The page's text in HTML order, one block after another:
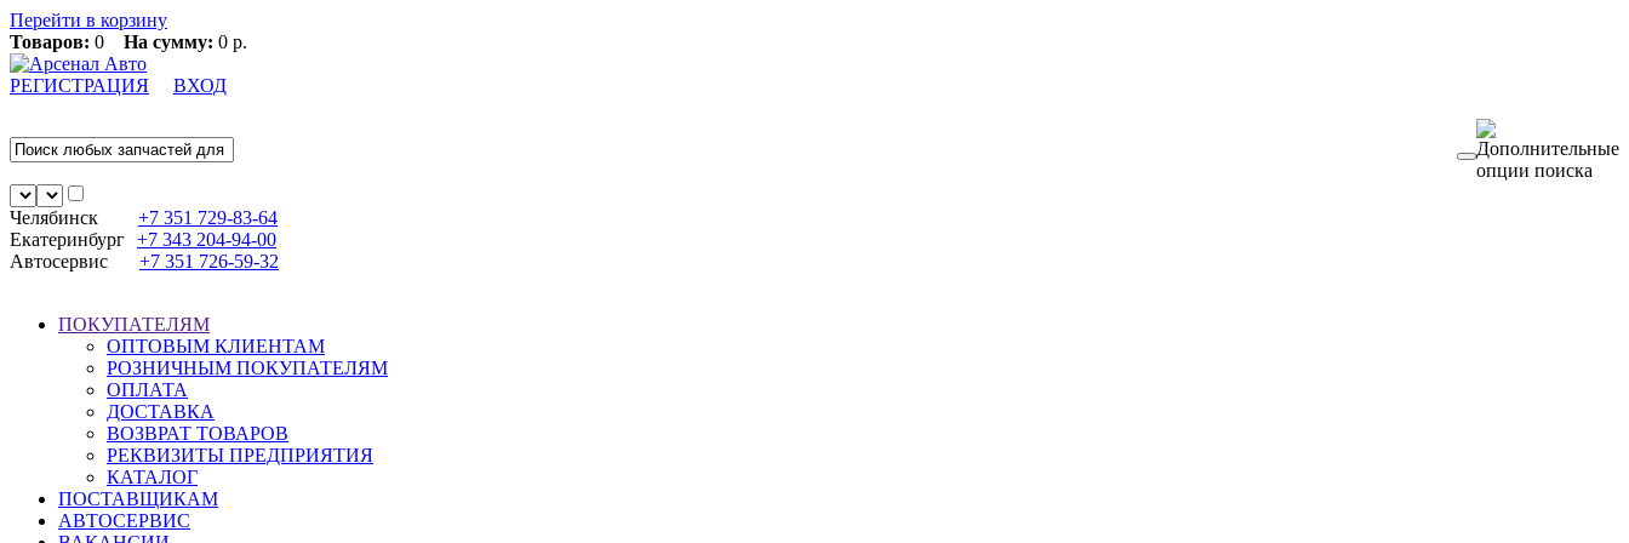
Перейти в корзину
Товаров: 0 На сумму: 0 р.
РЕГИСТРАЦИЯ ВХОД
Челябинск +7 351 729-83-64
Екатеринбург +7 343 204-94-00
Автосервис
+7 351 726-59-32
ПОКУПАТЕЛЯМ
ОПТОВЫМ КЛИЕНТАМ
РОЗНИЧНЫМ ПОКУПАТЕЛЯМ
ОПЛАТА
ДОСТАВКА
ВОЗВРАТ ТОВАРОВ
РЕКВИЗИТЫ ПРЕДПРИЯТИЯ
КАТАЛОГ
ПОСТАВЩИКАМ
АВТОСЕРВИС